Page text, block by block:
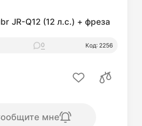
JR-Q12 (12 л.с.) + фреза
0 Код: 2256
мне